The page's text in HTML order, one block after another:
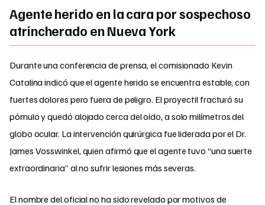
Agente herido en la cara por sospechoso
atrincherado en Nueva York
Durante una conferencia de prensa, el comisionado Kevin
Catalina indicó que el agente herido se encuentra estable, con
fuertes dolores pero fuera de peligro. El proyectil fracturó su
pómulo y quedó alojado cerca del oído, a solo milímetros del
globo ocular. La intervención quirúrgica fue liderada por el Dr.
James Vosswinkel, quien afirmó que el agente tuvo “una suerte
extraordinaria” al no sufrir lesiones más severas.
El nombre del oficial no ha sido revelado por motivos de